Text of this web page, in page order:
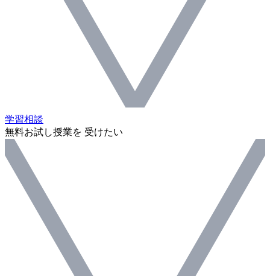
学習相談
無料お試し授業を 受けたい